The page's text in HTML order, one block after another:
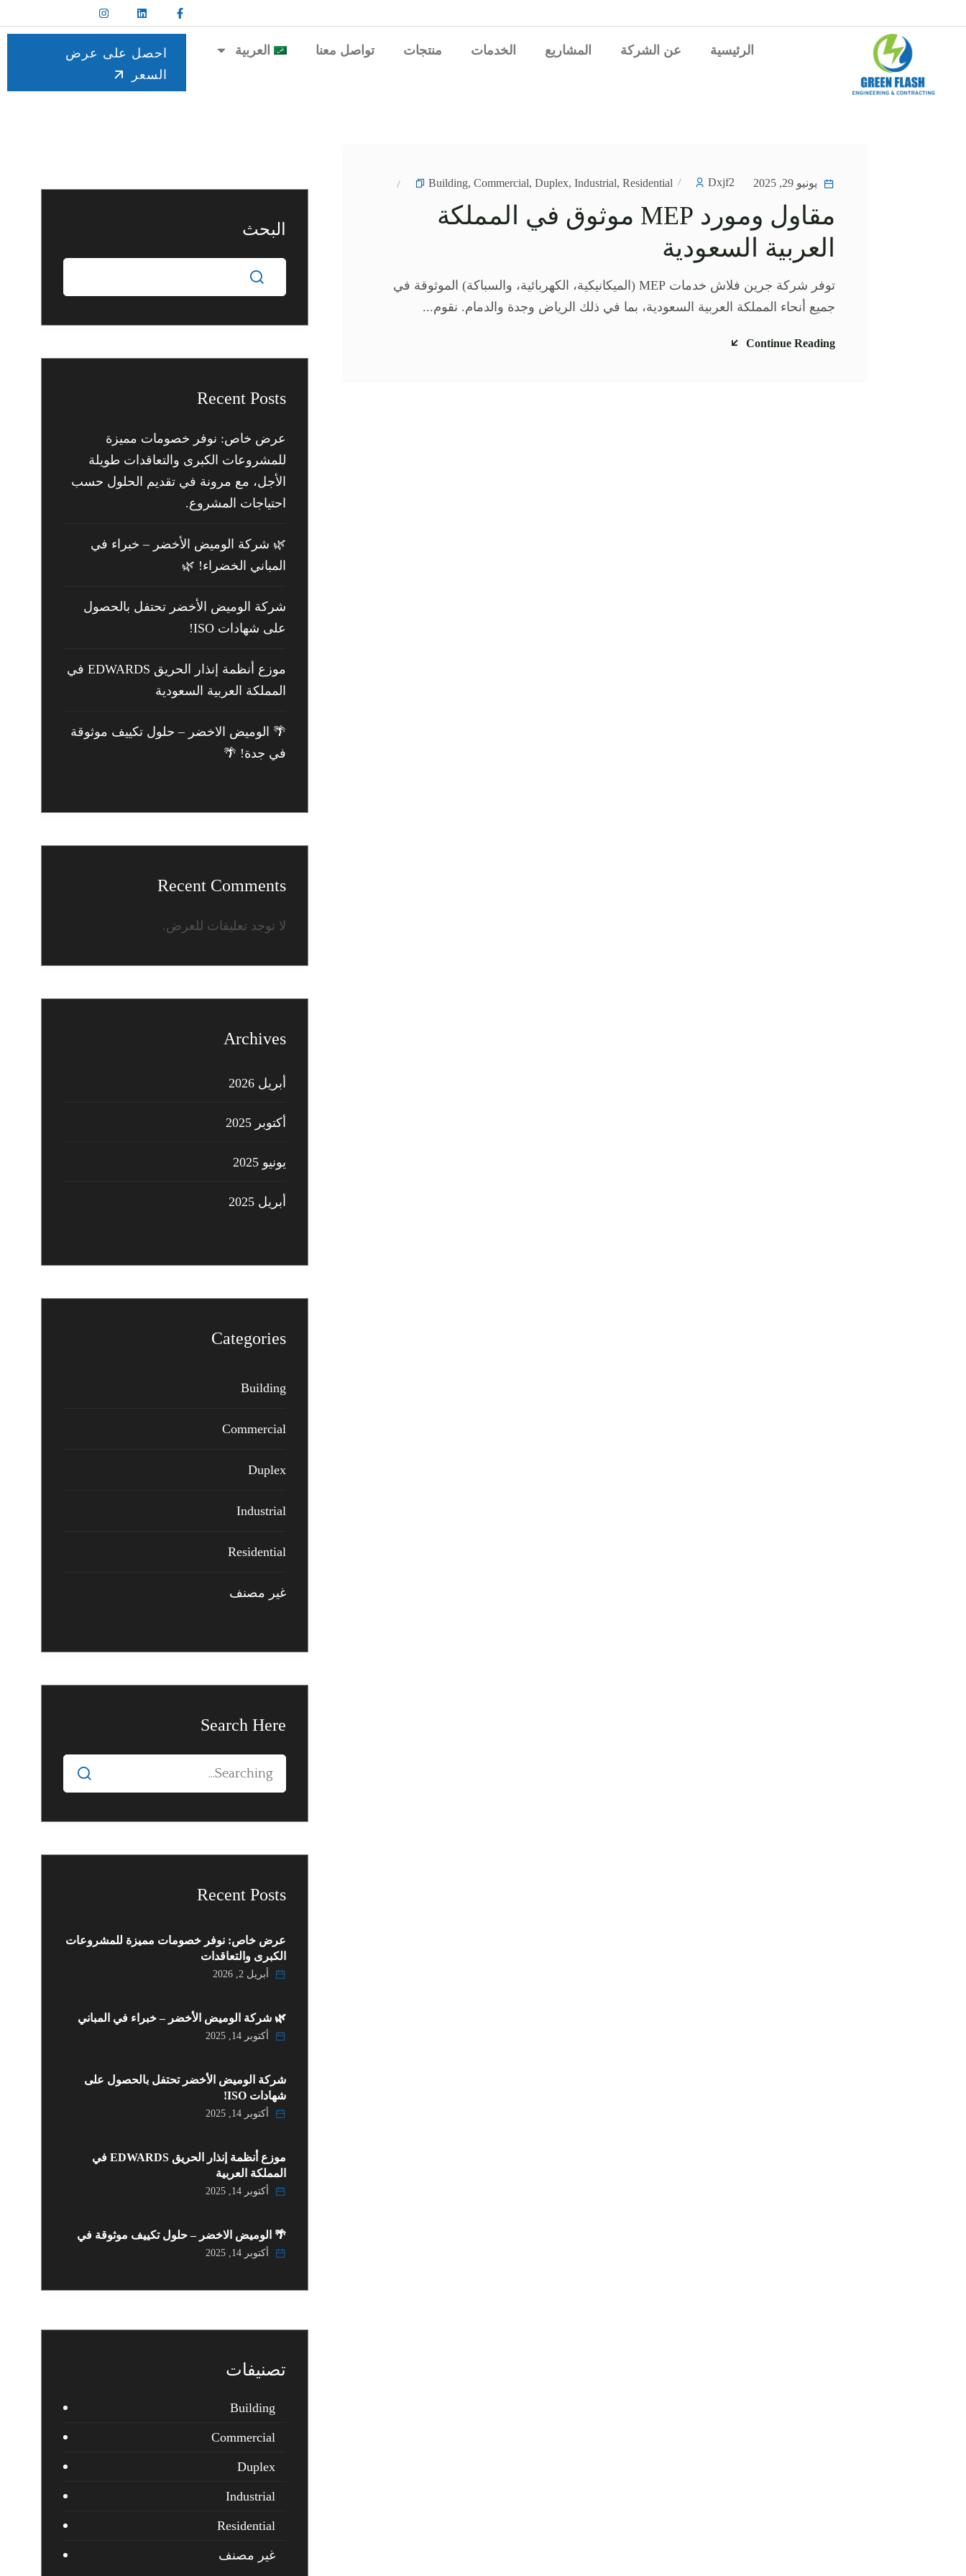
الرئيسية عن الشركة المشاريع الخدمات منتجات تواصل معنا العربية
احصل على عرض
السعر
يونيو 29, 2025 Dxjf2
Building, Commercial, Duplex, Industrial, Residential
مقاول ومورد MEP موثوق في المملكة
العربية السعودية
توفر شركة جرين فلاش خدمات MEP (الميكانيكية، الكهربائية، والسباكة) الموثوقة في
جميع أنحاء المملكة العربية السعودية، بما في ذلك الرياض وجدة والدمام. نقوم...
Continue Reading
البحث
Recent Posts
عرض خاص: نوفر خصومات مميزة
للمشروعات الكبرى والتعاقدات طويلة
الأجل، مع مرونة في تقديم الحلول حسب
احتياجات المشروع.
🌿 شركة الوميض الأخضر – خبراء في
المباني الخضراء! 🌿
شركة الوميض الأخضر تحتفل بالحصول
على شهادات ISO!
موزع أنظمة إنذار الحريق EDWARDS في
المملكة العربية السعودية
🌴 الوميض الاخضر – حلول تكييف موثوقة
في جدة! 🌴
Recent Comments
لا توجد تعليقات للعرض.
Archives
أبريل 2026
أكتوبر 2025
يونيو 2025
أبريل 2025
Categories
Building
Commercial
Duplex
Industrial
Residential
غير مصنف
Search Here
Recent Posts
عرض خاص: نوفر خصومات مميزة للمشروعات
الكبرى والتعاقدات
أبريل 2, 2026
🌿 شركة الوميض الأخضر – خبراء في المباني
أكتوبر 14, 2025
شركة الوميض الأخضر تحتفل بالحصول على
شهادات ISO!
أكتوبر 14, 2025
موزع أنظمة إنذار الحريق EDWARDS في
المملكة العربية
أكتوبر 14, 2025
🌴 الوميض الاخضر – حلول تكييف موثوقة في
أكتوبر 14, 2025
تصنيفات
Building
Commercial
Duplex
Industrial
Residential
غير مصنف